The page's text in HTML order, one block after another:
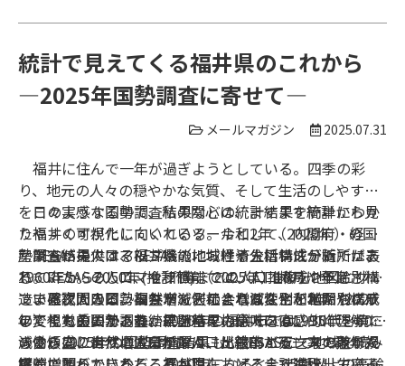
統計で見えてくる福井県のこれから
―2025年国勢調査に寄せて―
メールマガジン 2025.07.31
福井に住んで一年が過ぎようとしている。四季の彩
り、地元の人々の穏やかな気質、そして生活のしやすさ
を日々実感する中で、私の関心は、ますます統計から見
た福井のすがたに向いている。令和2年（2020年）の国
勢調査結果では、福井県の地域性や生活特性が随所に表
れていた。そして、令和7年（2025年）10月に予定され
ている次回の国勢調査が、どのような変化を私たちに示
してくれるのか、静かに期待を抱いている。
このような国勢調査結果などの統計結果を簡単にわか
りやすく可視化してくれるツールとして、内閣府・経済
産業省が提供するRESAS（地域経済分析システム）があ
る。RESASの人口マップ機能では、人口構成や年齢別構
造、昼夜間人口、自然増減・社会増減などが地図やグラ
フで視覚的に示され、統計結果の意味を直感的に理解で
きる。2025年の国勢調査結果も、RESASにて地域を読み
RESASの人口マップ機能における人口構成分析では、
1960年から2050年(推計値)までの人口推移を地図とグラ
フで確認できる。福井市を例にとれば、令和2年（2020
年）までの国勢調査結果を基に、総人口は1995年を境に
減少傾向にあり、生産年齢人口が縮小する一方で老年人
また、人口ピラミッドで表示される性別・年齢別構成
の変化も重要である。2020年の福井市では、30代～60代
の働き盛り世代の人口が厚く、比較的バランスの取れた
さらに、自然増減分析では、出生率と死亡率の差が視